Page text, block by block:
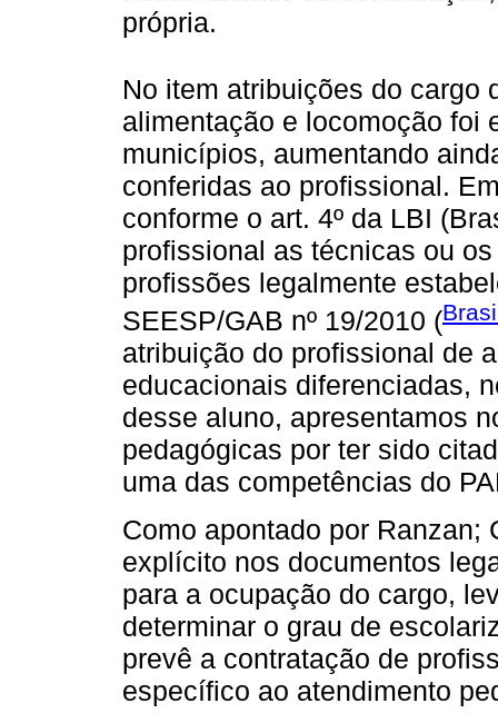
própria.
No item atribuições do cargo
alimentação e locomoção foi
municípios, aumentando
conferidas ao profissional.
conforme o art. 4º da LBI
profissional as técnicas ou
profissões legalmente
SEESP/GAB nº 19/2010 (
atribuição do profissional de
educacionais diferenciadas,
desse aluno, apresentamos
pedagógicas por ter sido
uma das competências do
Como apontado por Ranzan;
explícito nos documentos
para a ocupação do cargo,
determinar o grau de
prevê a contratação de
específico ao atendimento